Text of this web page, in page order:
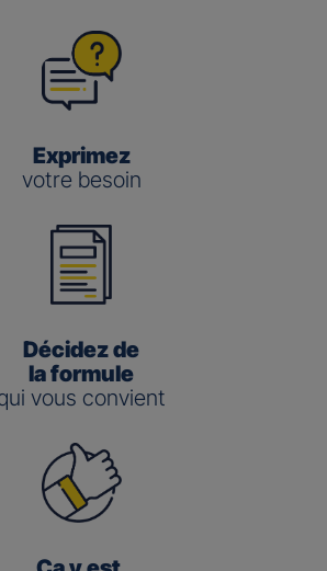
Exprimez
votre besoin
Décidez de
la formule
vous convient